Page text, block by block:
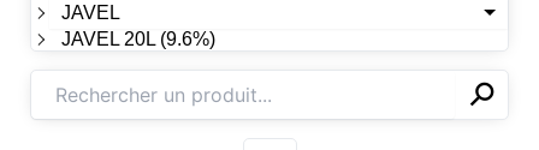
JAVEL
JAVEL 20L (9.6%)
✕⚲